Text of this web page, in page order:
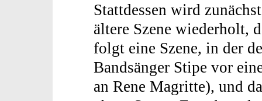
Stattdessen wird
ältere Szene wiederholt,
folgt eine Szene, in der
Bandsänger Stipe vor
an Rene Magritte), und